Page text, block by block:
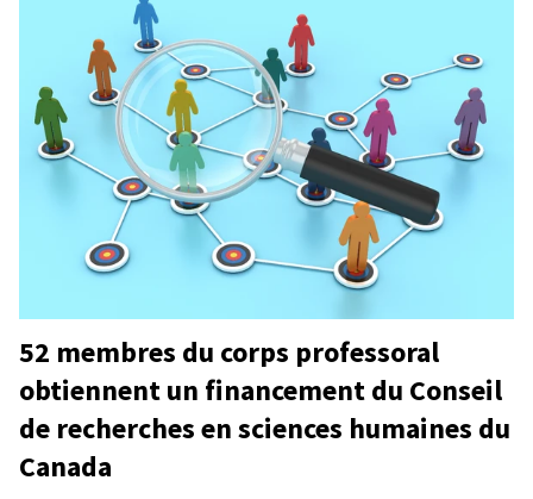
52 membres du corps professoral
obtiennent un financement du Conseil
de recherches en sciences humaines du
Canada